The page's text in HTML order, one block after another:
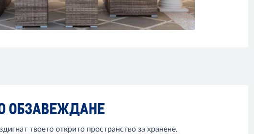
ОБЗАВЕЖДАНЕ
твоето открито пространство за хранене.